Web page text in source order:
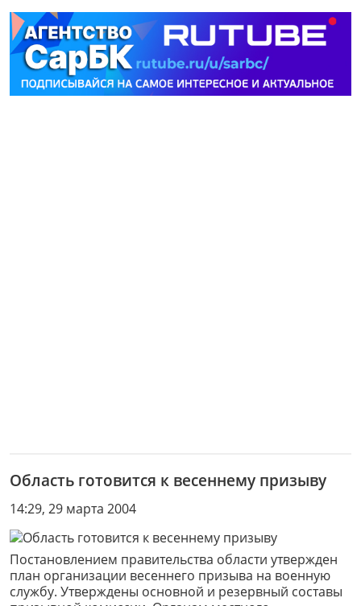
Область готовится к весеннему призыву
14:29, 29 марта 2004
Постановлением правительства области утвержден
план организации весеннего призыва на военную
службу. Утверждены основной и резервный составы